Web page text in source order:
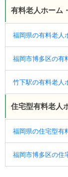
有料老人ホーム
福岡県の有料老人
福岡市博多区の有
竹下駅の有料老人
住宅型有料老人
福岡県の住宅型有
福岡市博多区の住